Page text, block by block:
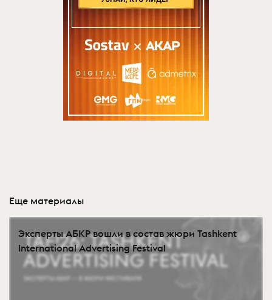
Еще материалы
Эксперты АБКР вошли в состав жюри Tashkent
International Advertising Festival